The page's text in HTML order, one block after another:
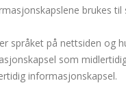
brukes
språket på nettsiden og
som
informasjonskapsel.